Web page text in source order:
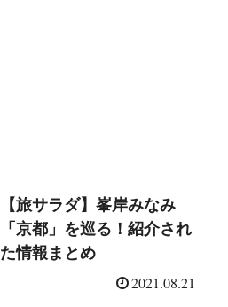
【旅サラダ】峯岸みなみ
「京都」を巡る！紹介され
た情報まとめ
2021.08.21